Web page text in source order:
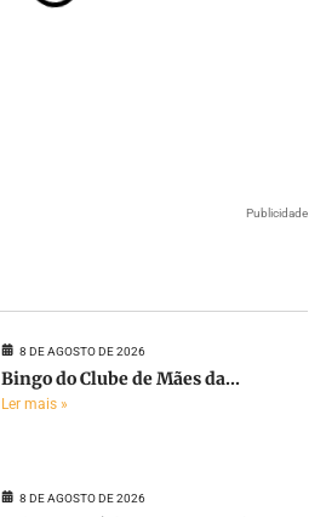
Publicidade
8 DE AGOSTO DE 2026
Bingo do Clube de Mães da...
Ler mais »
8 DE AGOSTO DE 2026